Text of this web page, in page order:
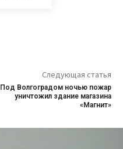
Следующая статья
Под Волгоградом ночью пожар
уничтожил здание магазина
«Магнит»